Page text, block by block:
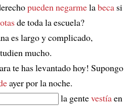
pueden negarmelabecasi
de toda la escuela?
es largo y complicado,
mucho.
te has levantado hoy! Supongo
ayer por la noche.
la gentevestíaen